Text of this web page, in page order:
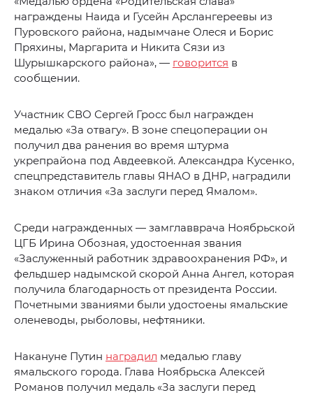
награждены Наида и Гусейн Арслангереевы из
Пуровского района, надымчане Олеся и Борис
Пряхины, Маргарита и Никита Сязи из
Шурышкарского района», — говорится в
сообщении.
Участник СВО Сергей Гросс был награжден
медалью «За отвагу». В зоне спецоперации он
получил два ранения во время штурма
укрепрайона под Авдеевкой. Александра Кусенко,
спецпредставитель главы ЯНАО в ДНР, наградили
знаком отличия «За заслуги перед Ямалом».
Среди награжденных — замглавврача Ноябрьской
ЦГБ Ирина Обозная, удостоенная звания
«Заслуженный работник здравоохранения РФ», и
фельдшер надымской скорой Анна Ангел, которая
получила благодарность от президента России.
Почетными званиями были удостоены ямальские
оленеводы, рыболовы, нефтяники.
Накануне Путин наградил медалью главу
ямальского города. Глава Ноябрьска Алексей
Романов получил медаль «За заслуги перед